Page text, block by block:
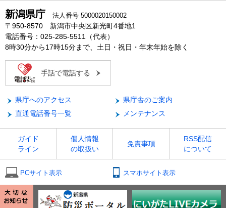
新潟県庁 法人番号 5000020150002
〒950-8570 新潟市中央区新光町4番地1
電話番号：025-285-5511（代表）
8時30分から17時15分まで、土日・祝日・年末年始を除く
手話で電話する
県庁へのアクセス
県庁舎のご案内
直通電話番号一覧
メンテナンス
ガイド
ライン
個人情報
の取扱い
免責事項
RSS配信
について
PCサイト表示 スマホサイト表示